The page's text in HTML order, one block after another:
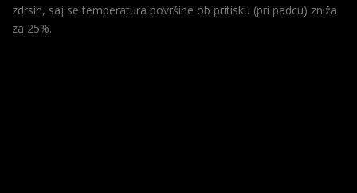
zdrsih, saj se temperatura površine ob pritisku (pri padcu) zniža
za 25%.